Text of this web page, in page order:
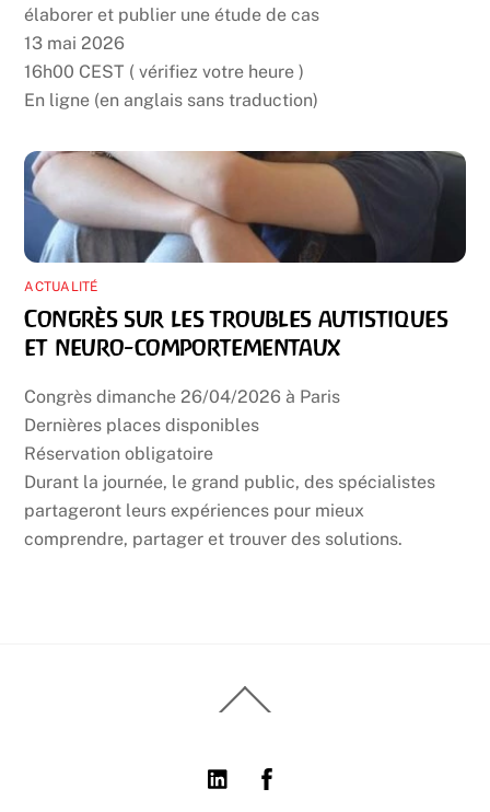
élaborer et publier une étude de cas
13 mai 2026
16h00 CEST ( vérifiez votre heure )
En ligne (en anglais sans traduction)
ACTUALITÉ
Congrès sur les troubles autistiques
et neuro-comportementaux
Congrès dimanche 26/04/2026 à Paris
Dernières places disponibles
Réservation obligatoire
Durant la journée, le grand public, des spécialistes
partageront leurs expériences pour mieux
comprendre, partager et trouver des solutions.
To